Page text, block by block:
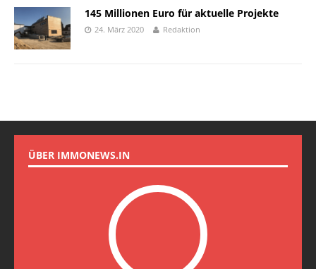
145 Millionen Euro für aktuelle Projekte
24. März 2020 Redaktion
ÜBER IMMONEWS.IN